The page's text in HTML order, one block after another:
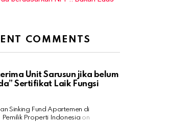
COMMENTS
Unit Sarusun jika belum
Sertifikat Laik Fungsi
Sinking Fund Apartemen di
Pemilik Properti Indonesia on